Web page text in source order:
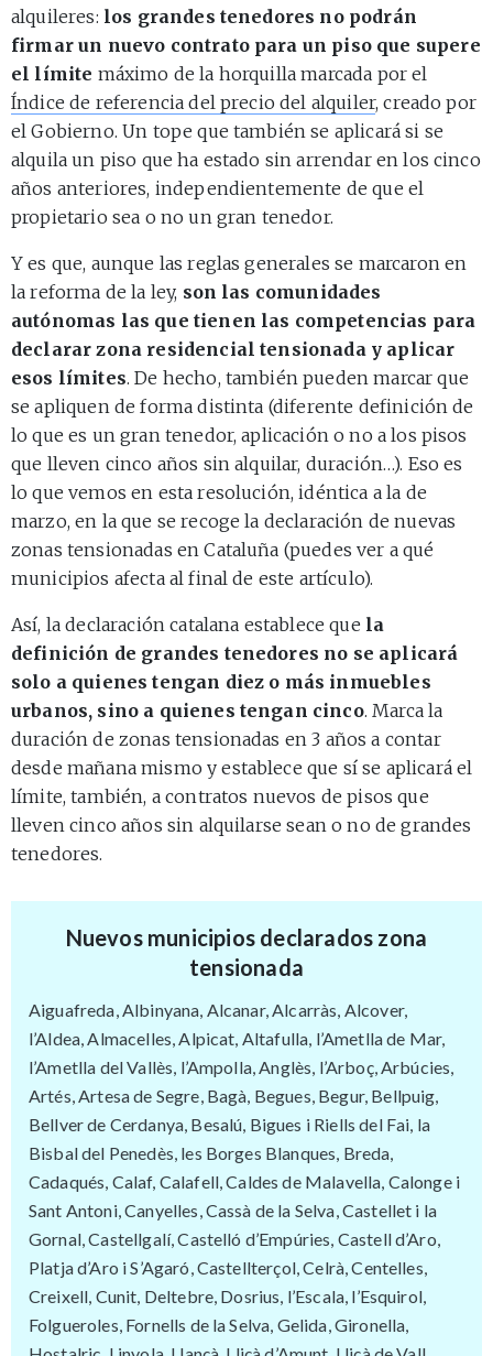
alquileres: los grandes tenedores no podrán
firmar un nuevo contrato para un piso que supere
el límite máximo de la horquilla marcada por el
Índice de referencia del precio del alquiler, creado por
el Gobierno. Un tope que también se aplicará si se
alquila un piso que ha estado sin arrendar en los cinco
años anteriores, independientemente de que el
propietario sea o no un gran tenedor.
Y es que, aunque las reglas generales se marcaron en
la reforma de la ley, son las comunidades
autónomas las que tienen las competencias para
declarar zona residencial tensionada y aplicar
esos límites. De hecho, también pueden marcar que
se apliquen de forma distinta (diferente definición de
lo que es un gran tenedor, aplicación o no a los pisos
que lleven cinco años sin alquilar, duración…). Eso es
lo que vemos en esta resolución, idéntica a la de
marzo, en la que se recoge la declaración de nuevas
zonas tensionadas en Cataluña (puedes ver a qué
municipios afecta al final de este artículo).
Así, la declaración catalana establece que la
definición de grandes tenedores no se aplicará
solo a quienes tengan diez o más inmuebles
urbanos, sino a quienes tengan cinco. Marca la
duración de zonas tensionadas en 3 años a contar
desde mañana mismo y establece que sí se aplicará el
límite, también, a contratos nuevos de pisos que
lleven cinco años sin alquilarse sean o no de grandes
tenedores.
Nuevos municipios declarados zona
tensionada
Aiguafreda, Albinyana, Alcanar, Alcarràs, Alcover,
l’Aldea, Almacelles, Alpicat, Altafulla, l’Ametlla de Mar,
l’Ametlla del Vallès, l’Ampolla, Anglès, l’Arboç, Arbúcies,
Artés, Artesa de Segre, Bagà, Begues, Begur, Bellpuig,
Bellver de Cerdanya, Besalú, Bigues i Riells del Fai, la
Bisbal del Penedès, les Borges Blanques, Breda,
Cadaqués, Calaf, Calafell, Caldes de Malavella, Calonge i
Sant Antoni, Canyelles, Cassà de la Selva, Castellet i la
Gornal, Castellgalí, Castelló d’Empúries, Castell d’Aro,
Platja d’Aro i S’Agaró, Castellterçol, Celrà, Centelles,
Creixell, Cunit, Deltebre, Dosrius, l’Escala, l’Esquirol,
Folgueroles, Fornells de la Selva, Gelida, Gironella,